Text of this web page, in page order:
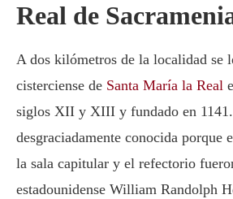
Real de
A dos kilómetros de la localidad se
cisterciense de Santa María la Real
siglos XII y XIII y fundado en
desgraciadamente conocida porque
la sala capitular y el refectorio
estadounidense William Randolph